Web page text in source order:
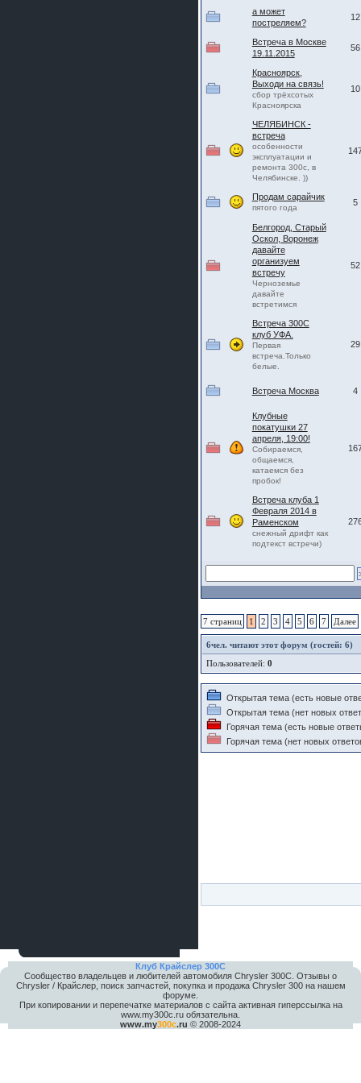
а может
постреляем?
12
Встреча в Москве
19.11.2015
56
Красноярск,
Выходи на связь!
сбор трёхсотых
Красноярска
10
ЧЕЛЯБИНСК -
встреча
особенности
эксплуатации и
ремонта 300с, в
Челябинске. ))
Продам сарайчик
пятого года
5
Белгород, Старый
Оскол, Воронеж
давайте
организуем
встречу
Черноземье
давайте
встретимся
52
Встреча 300С
клуб УФА.
Первая
встреча.Только
белые.
29
Встреча Москва 4
Клубные
покатушки 27
апреля, 19:00!
Собираемся,
общаемся,
катаемся без
пробок!
Встреча клуба 1
Февраля 2014 в
Раменском
снежный дрифт как
подтекст встречи)
7 страниц 1 2 3 4 5 6 7 Далее
6чел. читают этот форум (гостей: 6)
Пользователей: 0
Открытая тема (есть новые
Открытая тема (нет новых
Горячая тема (есть новые
Горячая тема (нет новых
Клуб Крайслер 300C
Сообщество владельцев и любителей автомобиля Chrysler 300С. Отзывы о
Chrysler / Крайслер, поиск запчастей, покупка и продажа Chrysler 300 на нашем
форуме.
При копировании и перепечатке материалов с сайта активная гиперссылка на
www.my300c.ru обязательна.
www.my300c.ru © 2008-2024